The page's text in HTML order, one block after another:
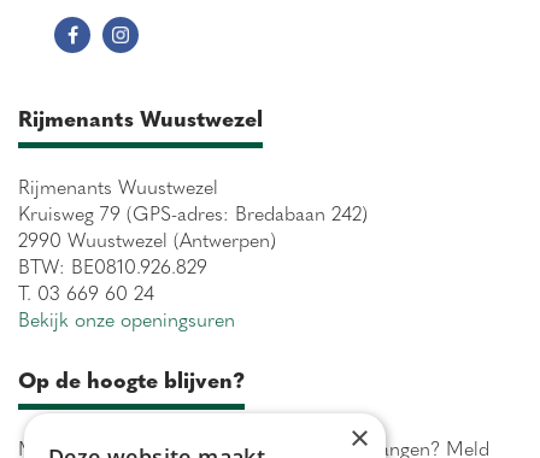
Rijmenants Wuustwezel
Rijmenants Wuustwezel
Kruisweg 79 (GPS-adres: Bredabaan 242)
2990 Wuustwezel (Antwerpen)
BTW: BE0810.926.829
T. 03 669 60 24
Bekijk onze openingsuren
Op de hoogte blijven?
Maximaal 1 keer per week onze acties ontvangen? Meld
×